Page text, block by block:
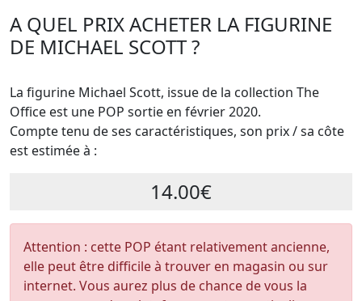
A QUEL PRIX ACHETER LA FIGURINE
DE MICHAEL SCOTT ?
La figurine Michael Scott, issue de la collection The
Office est une POP sortie en février 2020.
Compte tenu de ses caractéristiques, son prix / sa côte
est estimée à :
14.00€
Attention : cette POP étant relativement ancienne,
elle peut être difficile à trouver en magasin ou sur
internet. Vous aurez plus de chance de vous la